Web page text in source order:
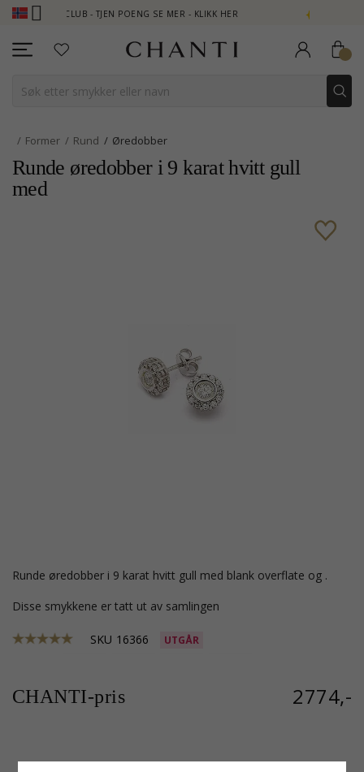
CLUB - TJEN POENG SE MER - KLIKK HER NEW COLLECTION
Former Rund Øredobber
Runde øredobber i 9 karat hvitt gull
med
runde øredobber i 9 karat hvitt gull med blank overflate og .
Disse smykkene er tatt ut av samlingen
SKU 16366 UTGÅR
CHANTI-pris 2774,-